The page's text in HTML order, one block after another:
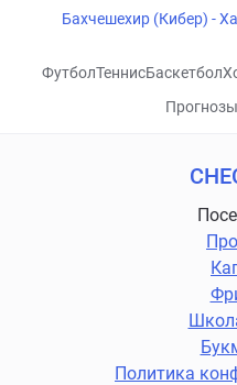
Бахчешехир (Кибер) -
ФутболТеннисБаскетбол
Прогнозы
Политика